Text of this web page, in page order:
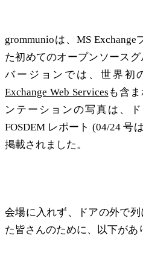
grommunioは、MS
た初めてのオープンソース
バージョンでは、世界初
Exchange Web Services も含
ンテーションの写真は、ド
FOSDEM レポート (04/24 号
掲載されました。
会場に入れず、ドアの外で
た皆さんのために、以下があ